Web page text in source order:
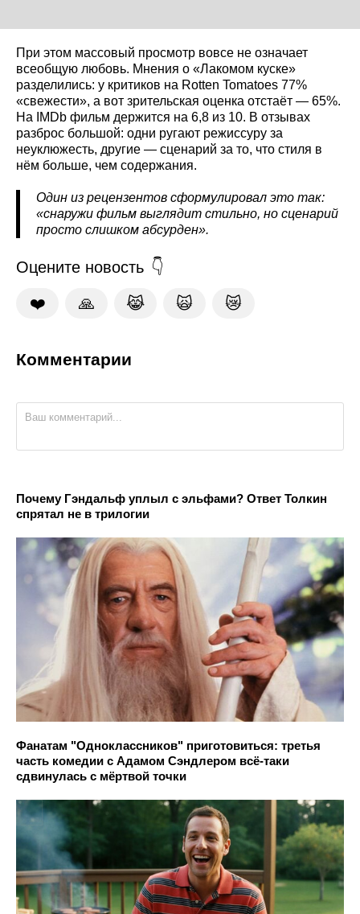
При этом массовый просмотр вовсе не означает
всеобщую любовь. Мнения о «Лакомом куске»
разделились: у критиков на Rotten Tomatoes 77%
«свежести», а вот зрительская оценка отстаёт — 65%.
На IMDb фильм держится на 6,8 из 10. В отзывах
разброс большой: одни ругают режиссуру за
неуклюжесть, другие — сценарий за то, что стиля в
нём больше, чем содержания.
Один из рецензентов сформулировал это так:
«снаружи фильм выглядит стильно, но сценарий
просто слишком абсурден».
Оцените новость
❤️ 🙏 😹 🙀 😿
Комментарии
Почему Гэндальф уплыл с эльфами? Ответ Толкин
спрятал не в трилогии
Фанатам "Одноклассников" приготовиться: третья
часть комедии с Адамом Сэндлером всё-таки
сдвинулась с мёртвой точки